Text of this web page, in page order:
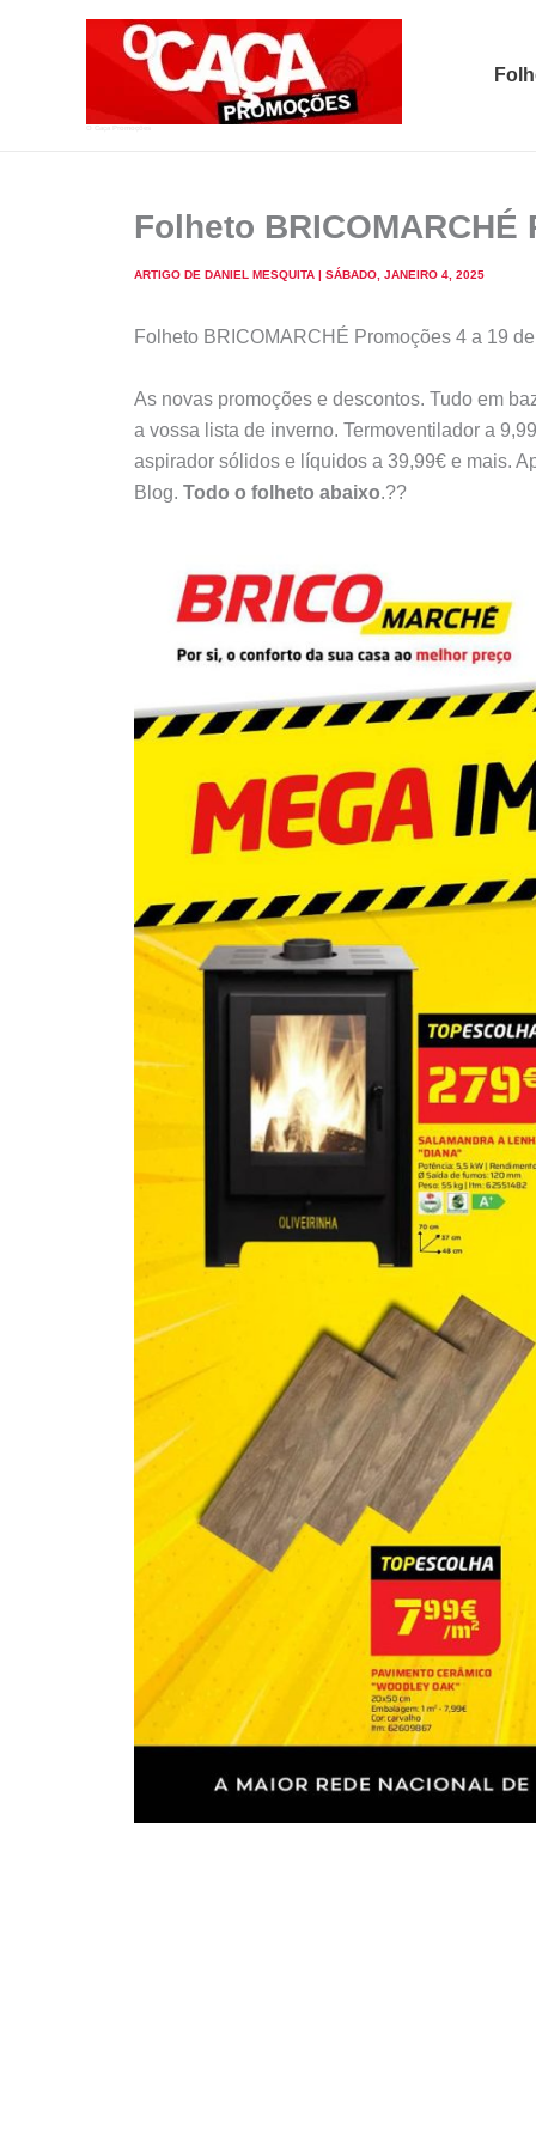
Folheto
ARTIGO DE DANIEL MESQUITA | SÁBADO, JANEIRO 4, 2025
Folheto BRICOMARCHÉ Promoções 4 a 19
As novas promoções e descontos. Tudo em
a vossa lista de inverno. Termoventilador a
aspirador sólidos e líquidos a 39,99€ e mais.
Blog. Todo o folheto abaixo.??